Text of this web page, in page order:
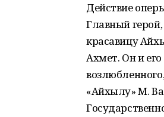
Действие
Главный
красавицу
Ахмет. Он и
«Айхылу» М.